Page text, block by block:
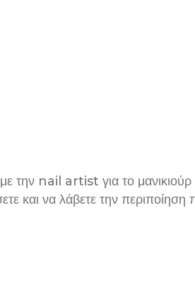
την nail artist για το μανικιούρ
και να λάβετε την περιποίηση